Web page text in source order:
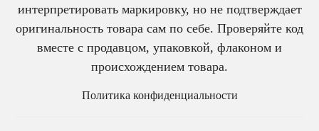
интерпретировать маркировку, но не подтверждает
оригинальность товара сам по себе. Проверяйте код
вместе с продавцом, упаковкой, флаконом и
происхождением товара.
Политика конфиденциальности